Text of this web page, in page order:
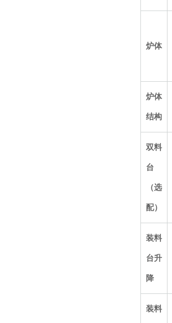
炉体
炉体
结构
双料
台
（选
配）
装料
台升
降
装料